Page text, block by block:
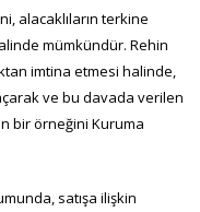
alacaklıların terkine
mümkündür. Rehin
imtina etmesi halinde,
ve bu davada verilen
bir örneğini Kuruma
satışa ilişkin